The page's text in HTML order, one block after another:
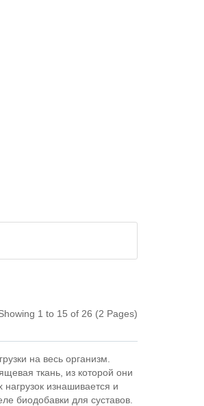
1 to 15 of 26 (2 Pages)
на весь организм.
ткань, из которой они
изнашивается и
биодобавки для суставов.